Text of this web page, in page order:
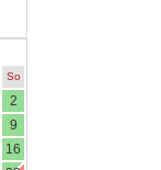
So
2
9
16